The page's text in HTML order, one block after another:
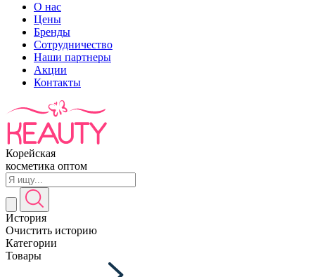
О нас
Цены
Бренды
Сотрудничество
Наши партнеры
Акции
Контакты
Корейская
косметика оптом
История
Очистить историю
Категории
Товары